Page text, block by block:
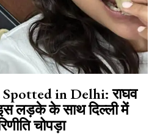
in Delhi: राघव
लड़के के साथ दिल्ली में
चोपड़ा